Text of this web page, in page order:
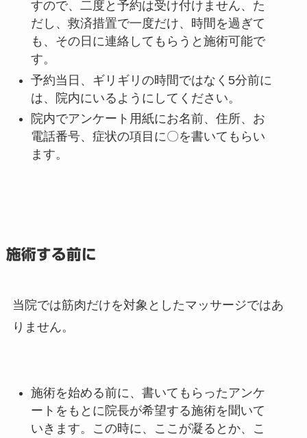
すので、二度と予約は受け付けません、た
だし、救済措置で一度だけ、時間を過ぎて
も、その日に連絡してもらうと施術可能で
す。
予約当日、ギリギリの時間ではなく5分前に
は、院内にいるようにしてください。
院内でアンケート用紙にお名前、住所、お
電話番号、症状の項目に〇を書いてもらい
ます。
施術する前に
当院では筋肉だけを対象としたマッサージではあ
りません。
施術を始める前に、書いてもらったアンケ
ートをもとに院長が希望する施術を聞いて
いきます。この時に、ここが凝るとか、こ